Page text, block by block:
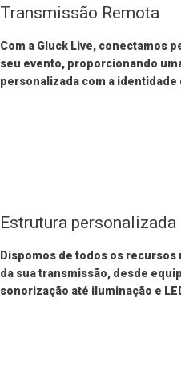
Transmissão Remota
Com a Gluck Live, conectamos
seu evento, proporcionando
personalizada com a identidade
Estrutura personalizada
Dispomos de todos os
da sua transmissão, desde
sonorização até iluminação e